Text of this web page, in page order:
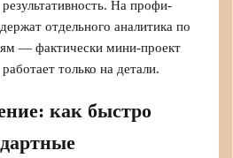
На профи-
отдельного аналитика по
— фактически мини-проект
только на детали.
как быстро